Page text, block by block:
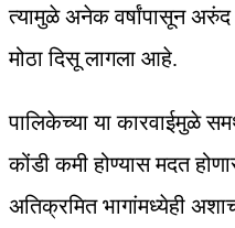
त्यामुळे अनेक वर्षांपासून
मोठा दिसू लागला आहे.
पालिकेच्या या कारवाईमुळे
कोंडी कमी होण्यास मदत
अतिक्रमित भागांमध्येही अशाच